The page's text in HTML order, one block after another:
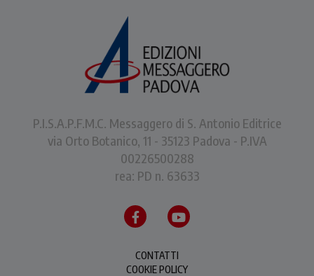
P.I.S.A.P.F.M.C. Messaggero di S. Antonio Editrice
via Orto Botanico, 11 - 35123 Padova - P.IVA
00226500288
rea: PD n. 63633
CONTATTI
COOKIE POLICY